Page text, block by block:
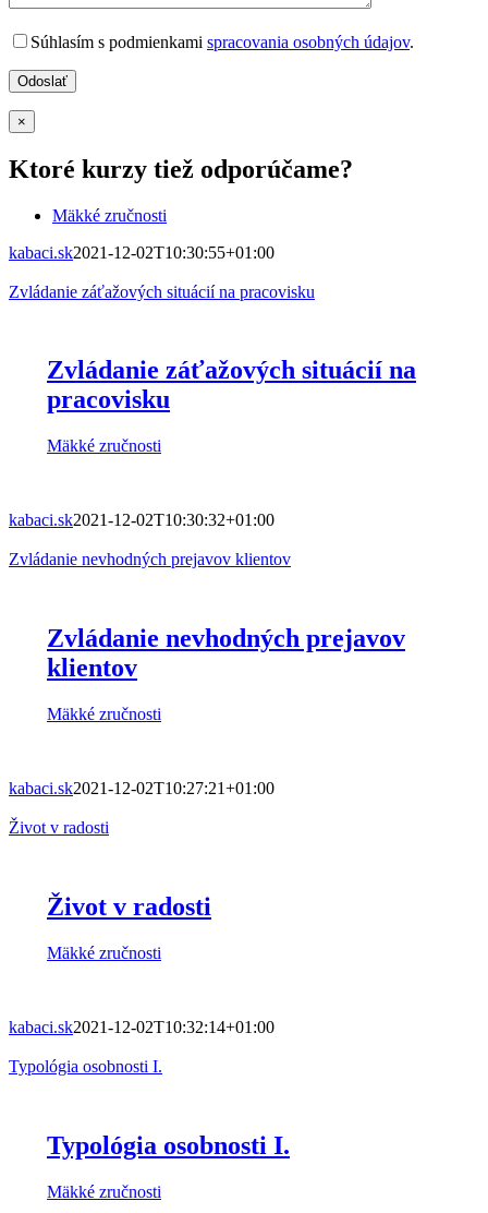
Súhlasím s podmienkami spracovania osobných údajov.
×
Ktoré kurzy tiež odporúčame?
Mäkké zručnosti
kabaci.sk2021-12-02T10:30:55+01:00
Zvládanie záťažových situácií na pracovisku
Zvládanie záťažových situácií na
pracovisku
Mäkké zručnosti
kabaci.sk2021-12-02T10:30:32+01:00
Zvládanie nevhodných prejavov klientov
Zvládanie nevhodných prejavov
klientov
Mäkké zručnosti
kabaci.sk2021-12-02T10:27:21+01:00
Život v radosti
Život v radosti
Mäkké zručnosti
kabaci.sk2021-12-02T10:32:14+01:00
Typológia osobnosti I.
Typológia osobnosti I.
Mäkké zručnosti